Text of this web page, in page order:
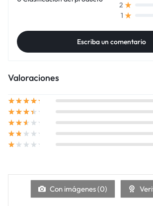
2
1
Escriba un comentario
Valoraciones
Con imágenes (0)